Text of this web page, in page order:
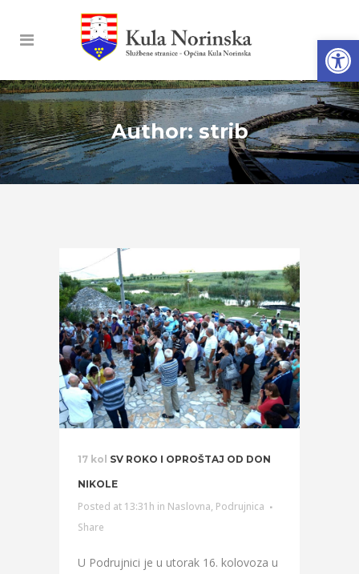
Author: strib
17 kol SV ROKO I OPROŠTAJ OD DON
NIKOLE
Posted at 13:31h in Naslovna, Podrujnica
Share
U Podrujnici je u utorak 16. kolovoza u